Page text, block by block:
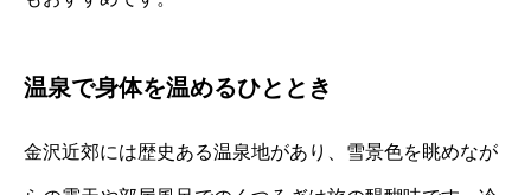
温泉で身体を温めるひととき
金沢近郊には歴史ある温泉地があり、雪景色を眺めなが